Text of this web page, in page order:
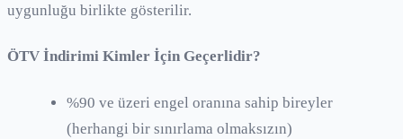
uygunluğu birlikte gösterilir.
ÖTV İndirimi Kimler İçin Geçerlidir?
%90 ve üzeri engel oranına sahip bireyler
(herhangi bir sınırlama olmaksızın)